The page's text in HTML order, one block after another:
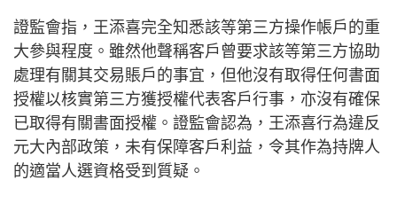
證監會指，王添喜完全知悉該等第三方操作帳戶的重
大參與程度。雖然他聲稱客戶曾要求該等第三方協助
處理有關其交易賬戶的事宜，但他沒有取得任何書面
授權以核實第三方獲授權代表客戶行事，亦沒有確保
已取得有關書面授權。證監會認為，王添喜行為違反
元大內部政策，未有保障客戶利益，令其作為持牌人
的適當人選資格受到質疑。